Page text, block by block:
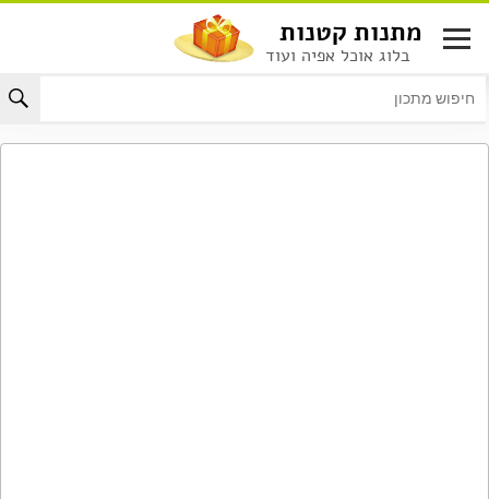
לתוכן
מתנות קטנות
בלוג אוכל אפיה ועוד